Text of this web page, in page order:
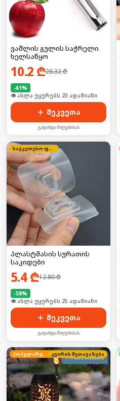
ვაშლის გულის საჭრელი
ხელსაწყო
10.2 ₾26.32₾
-61%
🛒 ბოლო 24სთ-ში იყიდა 31-მა
შეკვეთა
გადახდა მიღებისას
საუკეთესო ფასი
პლასტმასის სურათის
საკიდები
5.4₾12.80₾
-58%
🛒 ბოლო 24სთ-ში იყიდა 38-მა
შეკვეთა
გადახდა მიღებისას
პოპულარული კვირის შეთავაზება